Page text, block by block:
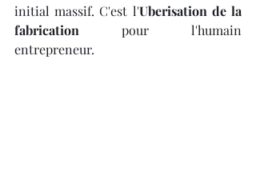
initial massif. C'est l'Uberisation de la
fabrication pour l'humain
entrepreneur.